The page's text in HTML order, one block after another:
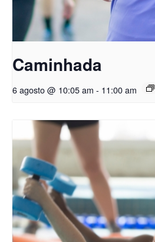
Caminhada
6 agosto @ 10:05 am - 11:00 am